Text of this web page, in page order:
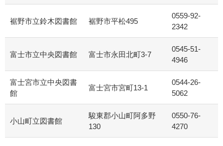
裾野市立鈴木図書館 裾野市平松495
0559-92-
2342
富士市立中央図書館 富士市永田北町3-7
0545-51-
4946
富士宮市立中央図書
館
富士宮市宮町13-1
0544-26-
5062
小山町立図書館
駿東郡小山町阿多野
130
0550-76-
4270